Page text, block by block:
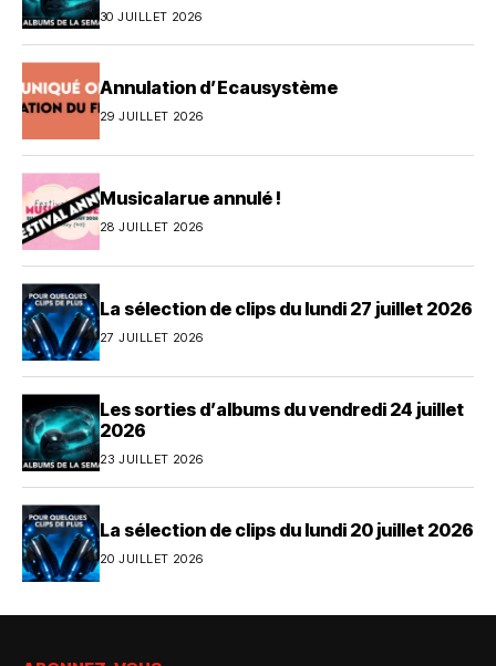
30 JUILLET 2026
Annulation d’Ecausystème
29 JUILLET 2026
Musicalarue annulé !
28 JUILLET 2026
La sélection de clips du lundi 27 juillet 2026
27 JUILLET 2026
Les sorties d’albums du vendredi 24 juillet
2026
23 JUILLET 2026
La sélection de clips du lundi 20 juillet 2026
20 JUILLET 2026